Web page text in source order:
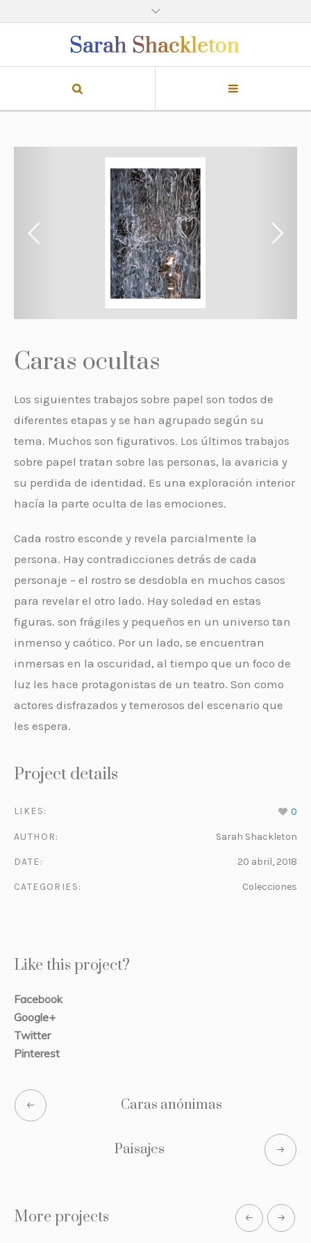
Project details
LIKES: 0
AUTHOR: Sarah Shackleton
DATE: 20 abril, 2018
CATEGORIES: Colecciones
Caras ocultas
Los siguientes trabajos sobre papel son todos de
diferentes etapas y se han agrupado según su
tema. Muchos son figurativos. Los últimos trabajos
sobre papel tratan sobre las personas, la avaricia y
su perdida de identidad. Es una exploración interior
hacía la parte oculta de las emociones.
Cada rostro esconde y revela parcialmente la
persona. Hay contradicciones detrás de cada
personaje – el rostro se desdobla en muchos casos
para revelar el otro lado. Hay soledad en estas
figuras. son frágiles y pequeños en un universo tan
inmenso y caótico. Por un lado, se encuentran
inmersas en la oscuridad, al tiempo que un foco de
luz les hace protagonistas de un teatro. Son como
actores disfrazados y temerosos del escenario que
les espera.
Like this project?
Facebook
Google+
Twitter
Pinterest
Caras anónimas
Paisajes
More projects